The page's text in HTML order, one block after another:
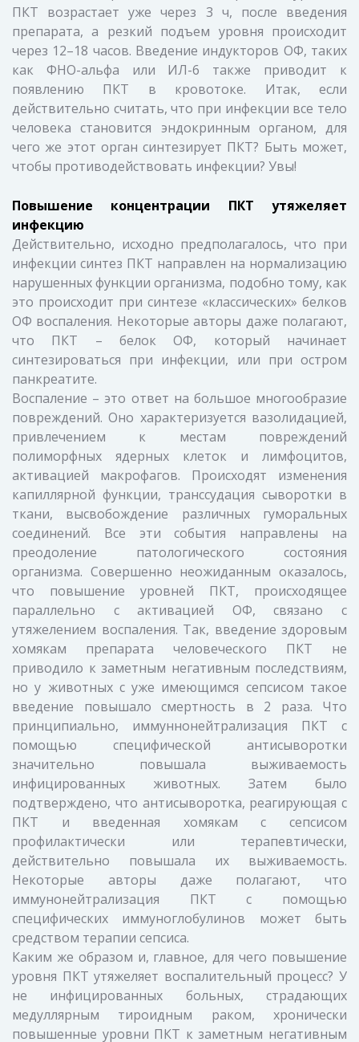
ПКТ возрастает уже через 3 ч, после введения
препарата, а резкий подъем уровня происходит
через 12–18 часов. Введение индукторов ОФ, таких
как ФНО-альфа или ИЛ-6 также приводит к
появлению ПКТ в кровотоке. Итак, если
действительно считать, что при инфекции все тело
человека становится эндокринным органом, для
чего же этот орган синтезирует ПКТ? Быть может,
чтобы противодействовать инфекции? Увы!
Повышение концентрации ПКТ утяжеляет
инфекцию
Действительно, исходно предполагалось, что при
инфекции синтез ПКТ направлен на нормализацию
нарушенных функции организма, подобно тому, как
это происходит при синтезе «классических» белков
ОФ воспаления. Некоторые авторы даже полагают,
что ПКТ – белок ОФ, который начинает
синтезироваться при инфекции, или при остром
панкреатите.
Воспаление – это ответ на большое многообразие
повреждений. Оно характеризуется вазолидацией,
привлечением к местам повреждений
полиморфных ядерных клеток и лимфоцитов,
активацией макрофагов. Происходят изменения
капиллярной функции, транссудация сыворотки в
ткани, высвобождение различных гуморальных
соединений. Все эти события направлены на
преодоление патологического состояния
организма. Совершенно неожиданным оказалось,
что повышение уровней ПКТ, происходящее
параллельно с активацией ОФ, связано с
утяжелением воспаления. Так, введение здоровым
хомякам препарата человеческого ПКТ не
приводило к заметным негативным последствиям,
но у животных с уже имеющимся сепсисом такое
введение повышало смертность в 2 раза. Что
принципиально, иммуннонейтрализация ПКТ с
помощью специфической антисыворотки
значительно повышала выживаемость
инфицированных животных. Затем было
подтверждено, что антисыворотка, реагирующая с
ПКТ и введенная хомякам с сепсисом
профилактически или терапевтически,
действительно повышала их выживаемость.
Некоторые авторы даже полагают, что
иммунонейтрализация ПКТ с помощью
специфических иммуноглобулинов может быть
средством терапии сепсиса.
Каким же образом и, главное, для чего повышение
уровня ПКТ утяжеляет воспалительный процесс? У
не инфицированных больных, страдающих
медуллярным тироидным раком, хронически
повышенные уровни ПКТ к заметным негативным